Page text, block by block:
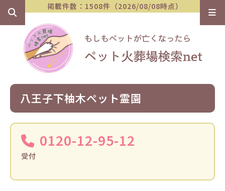
掲載件数：1508件（2026/08/08時点）
八王子下柚木ペット霊園
0120-12-95-12
受付